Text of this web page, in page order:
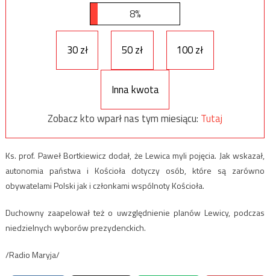
8%
30 zł 50 zł 100 zł
Inna kwota
Zobacz kto wparł nas tym miesiącu: Tutaj
Ks. prof. Paweł Bortkiewicz dodał, że Lewica myli pojęcia. Jak wskazał,
autonomia państwa i Kościoła dotyczy osób, które są zarówno
obywatelami Polski jak i członkami wspólnoty Kościoła.
Duchowny zaapelował też o uwzględnienie planów Lewicy, podczas
niedzielnych wyborów prezydenckich.
/Radio Maryja/